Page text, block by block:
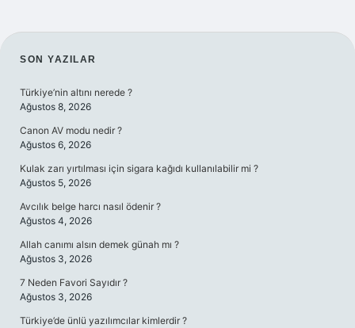
SIDEBAR
SON YAZILAR
Türkiye’nin altını nerede ?
Ağustos 8, 2026
Canon AV modu nedir ?
Ağustos 6, 2026
Kulak zarı yırtılması için sigara kağıdı kullanılabilir mi ?
Ağustos 5, 2026
Avcılık belge harcı nasıl ödenir ?
Ağustos 4, 2026
Allah canımı alsın demek günah mı ?
Ağustos 3, 2026
7 Neden Favori Sayıdır ?
Ağustos 3, 2026
Türkiye’de ünlü yazılımcılar kimlerdir ?